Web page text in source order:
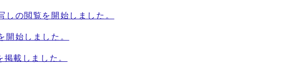
の閲覧を開始しました。
始しました。
載しました。